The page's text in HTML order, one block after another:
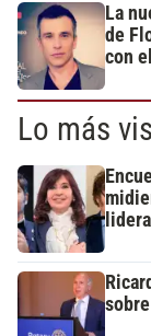
La
de
con
Lo más